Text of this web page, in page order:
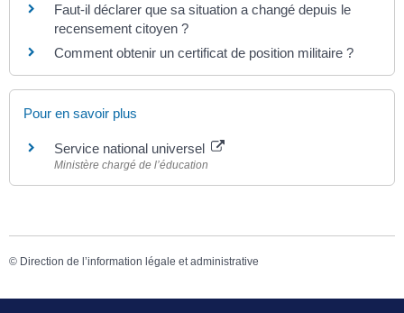
Faut-il déclarer que sa situation a changé depuis le
recensement citoyen ?
Comment obtenir un certificat de position militaire ?
Pour en savoir plus
Service national universel
Ministère chargé de l’éducation
© Direction de l’information légale et administrative